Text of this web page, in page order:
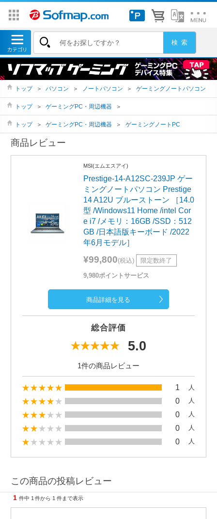
トップ ＞ パソコン ＞ ノートパソコン ＞ ゲーミングノートパソコン
トップ ＞ ゲーミングPC・周辺機器 ＞
トップ ＞ ゲーミングPC・周辺機器 ＞ ゲーミングノートPC
商品レビュー
MSI(エムエスアイ)
Prestige-14-A12SC-239JP ゲー
ミングノートパソコン Prestige
14 A12U ブルーストーン ［14.0
型 /Windows11 Home /intel Cor
e i7 /メモリ：16GB /SSD：512
GB /日本語版キーボード /2022
年6月モデル］
¥99,800(税込) 限定数終了
9,980ポイントサービス
商品詳細を見る
総合評価
5.0
1件の商品レビュー
1 人
0 人
0 人
0 人
0 人
この商品の投稿レビュー
1 件中 1 件から 1 件まで表示